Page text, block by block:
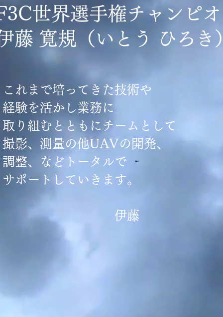
世界選手権チャンピ
藤 寛規（いとう ひろき
これまで培ってきた技術や
経験を活かし業務に
取り組むとともにチームとして
撮影、測量の他UAVの開発、
調整、などトータルで
サポートしていきます。
​​​​ 伊藤